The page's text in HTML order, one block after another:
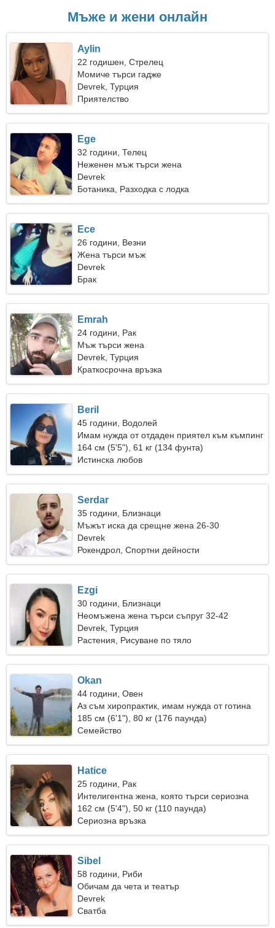
Мъже и жени онлайн
Aylin
22 годишен, Стрелец
Момиче търси гадже
Devrek, Турция
Приятелство
Ege
32 години, Телец
Неженен мъж търси жена
Devrek
Ботаника, Разходка с лодка
Ece
26 години, Везни
Жена търси мъж
Devrek
Брак
Emrah
24 години, Рак
Мъж търси жена
Devrek, Турция
Краткосрочна връзка
Beril
45 години, Водолей
Имам нужда от отдаден приятел към къмпинг
164 см (5'5"), 61 кг (134 фунта)
Истинска любов
Serdar
35 години, Близнаци
Мъжът иска да срещне жена 26-30
Devrek
Рокендрол, Спортни дейности
Ezgi
30 години, Близнаци
Неомъжена жена търси съпруг 32-42
Devrek, Турция
Растения, Рисуване по тяло
Okan
44 години, Овен
Аз съм хиропрактик, имам нужда от готина
жена
185 см (6'1"), 80 кг (176 паунда)
Семейство
Hatice
25 години, Рак
Интелигентна жена, която търси сериозна
връзка
162 см (5'4"), 50 кг (110 паунда)
Сериозна връзка
Sibel
58 години, Риби
Обичам да чета и театър
Devrek
Сватба